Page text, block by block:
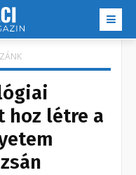
hoz létre a